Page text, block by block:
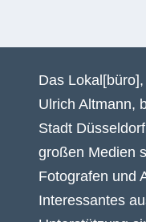
Das
Ulrich Altmann,
Stadt
großen Medien
Fotografen und
Interessantes